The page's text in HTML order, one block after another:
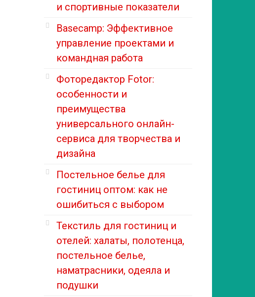
и спортивные показатели
Basecamp: Эффективное
управление проектами и
командная работа
Фоторедактор Fotor:
особенности и
преимущества
универсального онлайн-
сервиса для творчества и
дизайна
Постельное белье для
гостиниц оптом: как не
ошибиться с выбором
Текстиль для гостиниц и
отелей: халаты, полотенца,
постельное белье,
наматрасники, одеяла и
подушки